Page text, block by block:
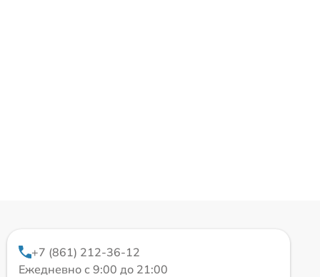
+7 (861) 212-36-12
Ежедневно с 9:00 до 21:00